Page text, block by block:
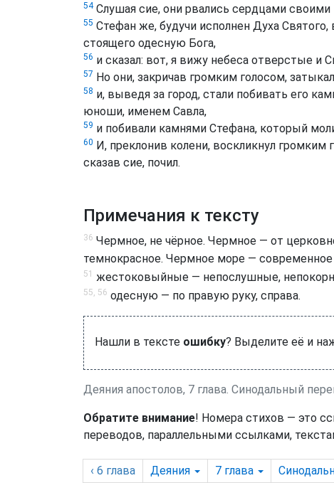
54Слушая сие, они рвались сердцами своими
55 Стефан же, будучи исполнен Духа
стоящего одесную Бога,
56 и сказал: вот, я вижу небеса отверстые и
57 Но они, закричав громким голосом,
58 и, выведя за город, стали побивать его
юноши, именем Савла,
59 и побивали камнями Стефана, который
60 И, преклонив колени, воскликнул громким
сказав сие, почил.
Примечания к тексту
36 Чермное, не чёрное. Чермное — от
темнокрасное. Чермное море —
51 жестоковыйные — непослушные,
55, 56 одесную — по правую руку, справа.
Нашли в тексте ошибку? Выделите её и
Деяния апостолов, 7 глава. Синодальный
Обратите внимание! Номера стихов — это
переводов, параллельными ссылками,
‹ 6 глава Деяния 7 глава